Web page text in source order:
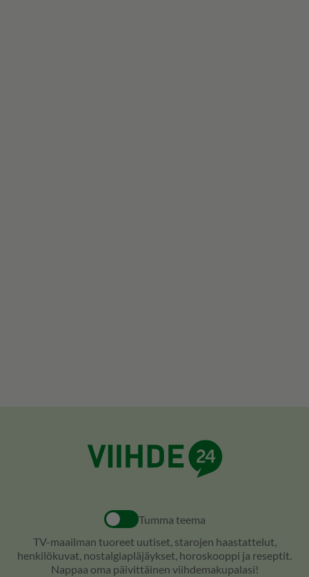
Tumma teema
TV-maailman tuoreet uutiset, starojen haastattelut,
henkilökuvat, nostalgiapläjäykset, horoskooppi ja reseptit.
Nappaa oma päivittäinen viihdemakupalasi!